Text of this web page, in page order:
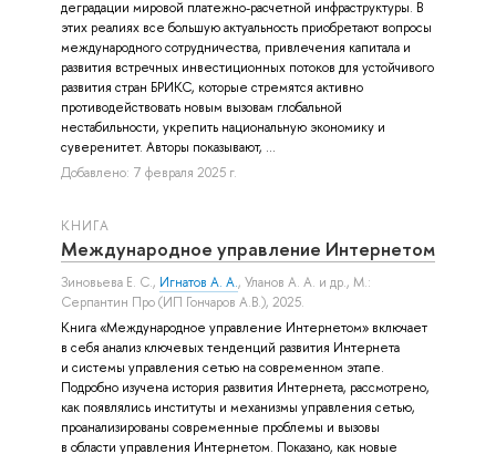
деградации мировой платежно-расчетной инфраструктуры. В
этих реалиях все большую актуальность приобретают вопросы
международного сотрудничества, привлечения капитала и
развития встречных инвестиционных потоков для устойчивого
развития стран БРИКС, которые стремятся активно
противодействовать новым вызовам глобальной
нестабильности, укрепить национальную экономику и
суверенитет. Авторы показывают, ...
Добавлено: 7 февраля 2025 г.
КНИГА
Международное управление Интернетом
Зиновьева Е. С., Игнатов А. А., Уланов А. А. и др., М.:
Серпантин Про (ИП Гончаров А.В.), 2025.
Книга «Международное управление Интернетом» включает
в себя анализ ключевых тенденций развития Интернета
и системы управления сетью на современном этапе.
Подробно изучена история развития Интернета, рассмотрено,
как появлялись институты и механизмы управления сетью,
проанализированы современные проблемы и вызовы
в области управления Интернетом. Показано, как новые